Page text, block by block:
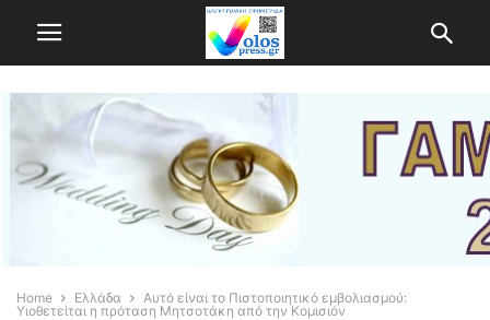
Home Ελλάδα
Αυτό είναι το Πιστοποιητικό εμβολιασμού:
Υιοθετείται η πρόταση Μητσοτάκη από την Κομισιόν